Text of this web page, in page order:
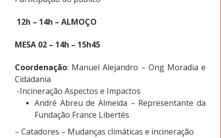
12h – 14h – ALMOÇO
MESA 02 – 14h – 15h45
Coordenação: Manuel Alejandro – Ong Moradia e
Cidadania
-Incineração Aspectos e Impactos
André Abreu de Almeida – Representante da
Fundação France Libertés
– Catadores – Mudanças climáticas e incineração